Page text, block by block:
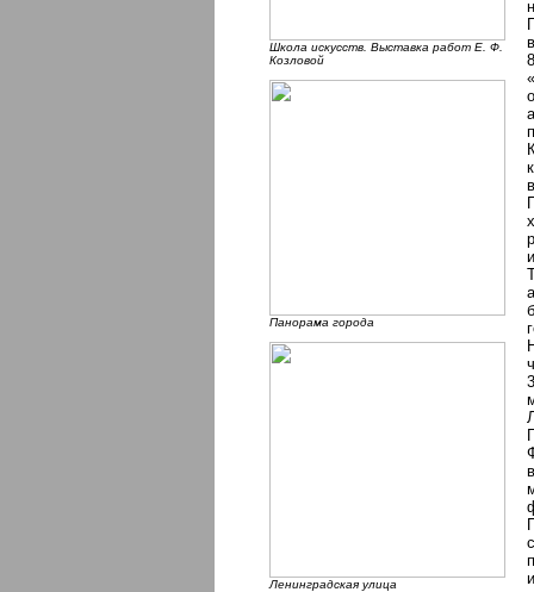
Школа искусств. Выставка работ Е. Ф.
Козловой
Панорама города
Ленинградская улица